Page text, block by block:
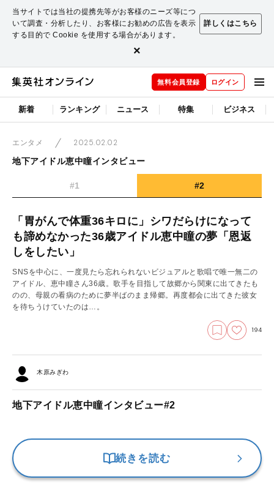
当サイトでは当社の提携先等がお客様のニーズ等につ
いて調査・分析したり、お客様にお勧めの広告を表示
する目的で Cookie を使用する場合があります。
詳しくはこちら
×
無料会員登録 ログイン
新着 ランキング ニュース 特集 ビジネス
エンタメ
2025.02.02
地下アイドル恵中瞳インタビュー
#1 #2
「胃がんで体重36キロに」シワだらけになって
も諦めなかった36歳アイドル恵中瞳の夢「恩返
しをしたい」
SNSを中心に、一度見たら忘れられないビジュアルと歌唱で唯一無二の
アイドル、恵中瞳さん36歳。歌手を目指して故郷から関東に出てきたも
のの、母親の看病のために夢半ばのまま帰郷。再度都会に出てきた彼女
を待ちうけていたのは…。
194
木原みぎわ
地下アイドル恵中瞳インタビュー#2
続きを読む